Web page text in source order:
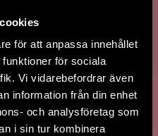
för att anpassa innehållet
för sociala
Vi vidarebefordrar även
information från din enhet
och analysföretag som
i sin tur kombinera